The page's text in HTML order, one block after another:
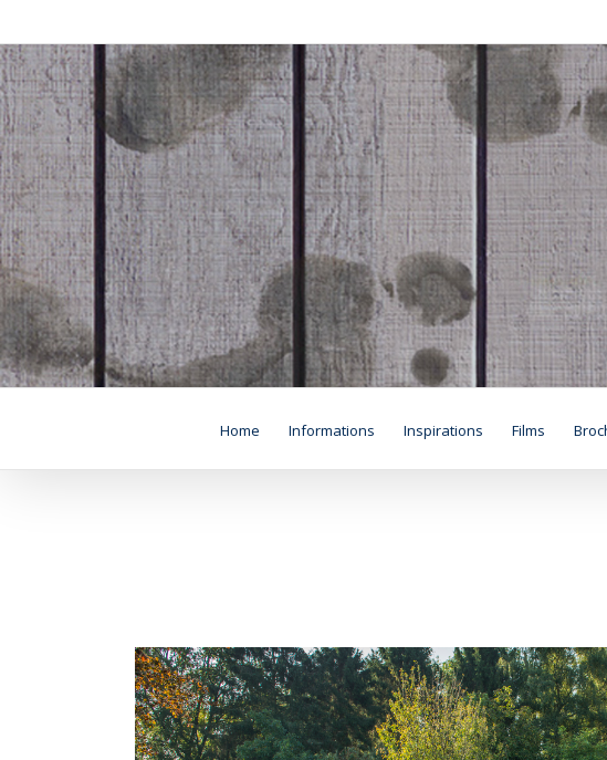
content
Home Informations Inspirations Films
View
Larger
Image